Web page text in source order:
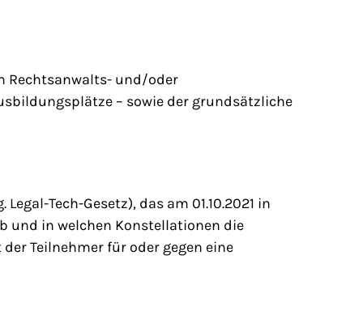
Rechtsanwalts- und/oder
– sowie der grundsätzliche
Tech-Gesetz), das am 01.10.2021 in
und in welchen Konstellationen die
Teilnehmer für oder gegen eine